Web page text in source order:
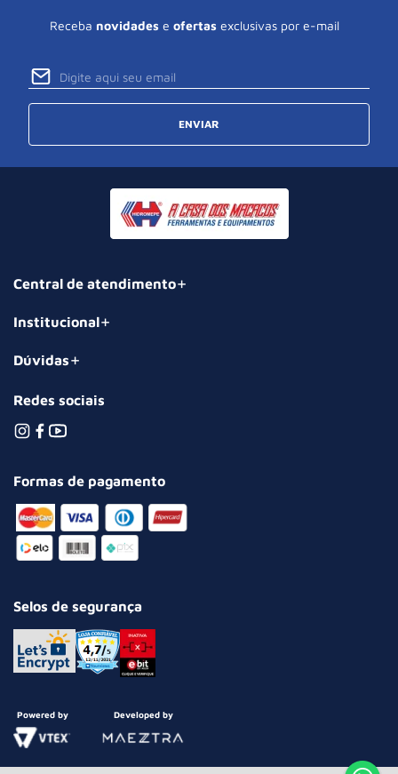
Receba novidades e ofertas exclusivas por e-mail
ENVIAR
Central de atendimento
Institucional
Dúvidas
Redes sociais
Formas de pagamento
Selos de segurança
Powered by Developed by